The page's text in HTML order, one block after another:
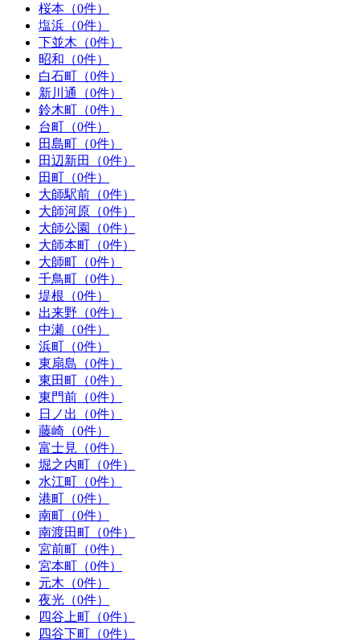
桜本（0件）
塩浜（0件）
下並木（0件）
昭和（0件）
白石町（0件）
新川通（0件）
鈴木町（0件）
台町（0件）
田島町（0件）
田辺新田（0件）
田町（0件）
大師駅前（0件）
大師河原（0件）
大師公園（0件）
大師本町（0件）
大師町（0件）
千鳥町（0件）
堤根（0件）
出来野（0件）
中瀬（0件）
浜町（0件）
東扇島（0件）
東田町（0件）
東門前（0件）
日ノ出（0件）
藤崎（0件）
富士見（0件）
堀之内町（0件）
水江町（0件）
港町（0件）
南町（0件）
南渡田町（0件）
宮前町（0件）
宮本町（0件）
元木（0件）
夜光（0件）
四谷上町（0件）
四谷下町（0件）